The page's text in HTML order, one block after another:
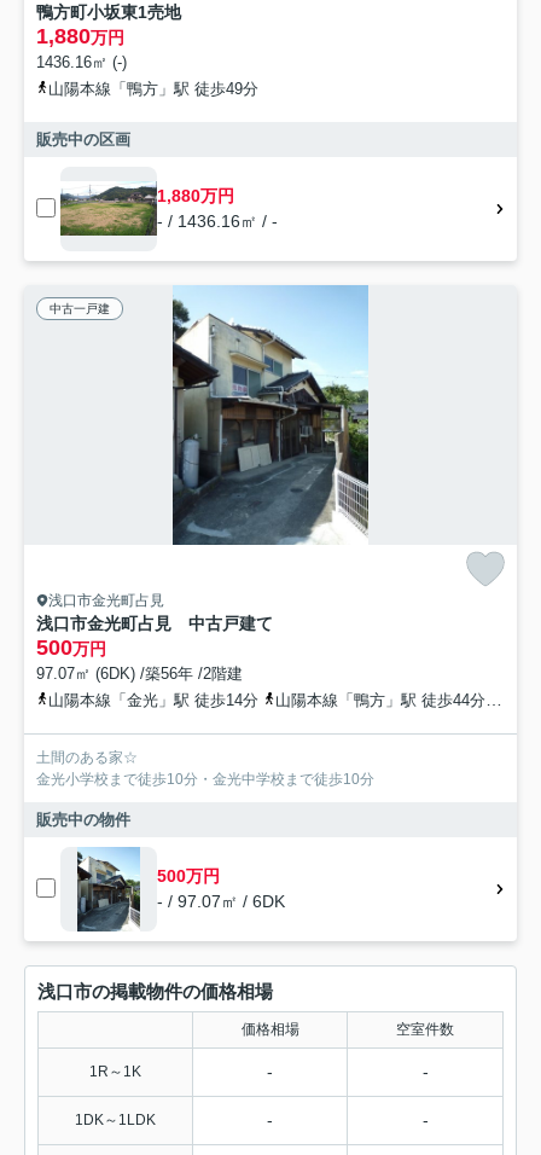
鴨方町小坂東1売地
1,880万円
1436.16㎡ (-)
山陽本線「鴨方」駅 徒歩49分
販売中の区画
1,880万円
- / 1436.16㎡ / -
中古一戸建
浅口市金光町占見
浅口市金光町占見 中古戸建て
500万円
97.07㎡ (6DK) /築56年 /2階建
山陽本線「金光」駅 徒歩14分
山陽本線「鴨方」駅 徒歩44分
土間のある家☆
金光小学校まで徒歩10分・金光中学校まで徒歩10分
販売中の物件
500万円
- / 97.07㎡ / 6DK
浅口市の掲載物件の価格相場
価格相場 空室件数
1R～1K - -
1DK～1LDK - -